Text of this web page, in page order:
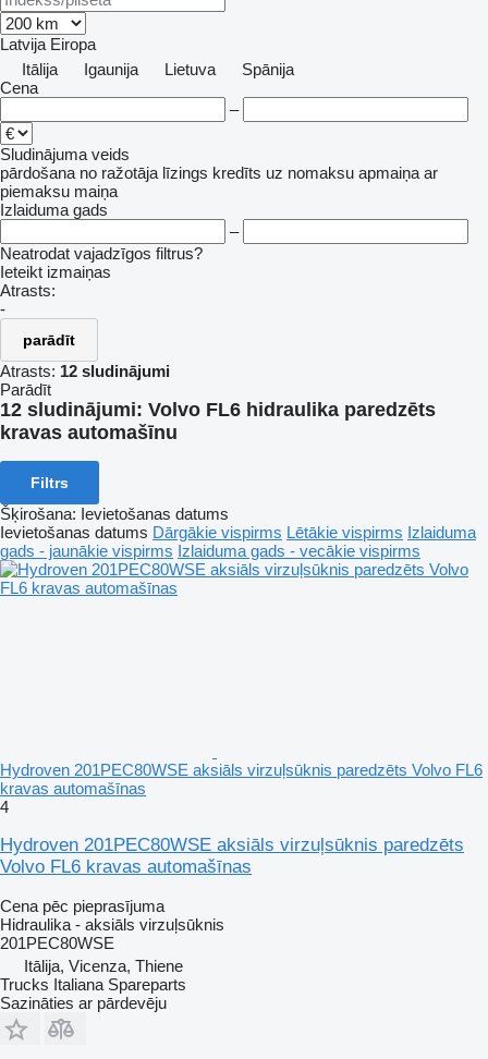
Latvija Eiropa
Itālija
Igaunija Lietuva
Spānija
Cena
–
Sludinājuma veids
pārdošana no ražotāja līzings kredīts uz nomaksu apmaiņa ar
piemaksu maiņa
Izlaiduma gads
–
Neatrodat vajadzīgos filtrus?
Ieteikt izmaiņas
Atrasts:
-
parādīt
Atrasts: 12 sludinājumi
Parādīt
12 sludinājumi: Volvo FL6 hidraulika paredzēts
kravas automašīnu
Filtrs
Šķirošana: Ievietošanas datums
Ievietošanas datums Dārgākie vispirms Lētākie vispirms Izlaiduma
gads - jaunākie vispirms Izlaiduma gads - vecākie vispirms
Hydroven 201PEC80WSE aksiāls virzuļsūknis paredzēts Volvo FL6
kravas automašīnas
4
Hydroven 201PEC80WSE aksiāls virzuļsūknis paredzēts
Volvo FL6 kravas automašīnas
Cena pēc pieprasījuma
Hidraulika - aksiāls virzuļsūknis
201PEC80WSE
Itālija, Vicenza, Thiene
Trucks Italiana Spareparts
Sazināties ar pārdevēju